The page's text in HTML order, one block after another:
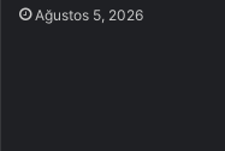
Ağustos 5, 2026